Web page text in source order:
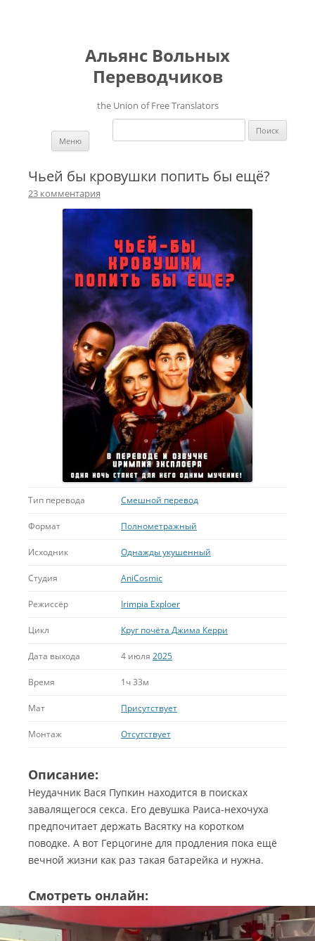
Альянс Вольных
Переводчиков
the Union of Free Translators
Найти:
Меню
Чьей бы кровушки попить бы ещё?
23 комментария
Тип перевода Смешной перевод
Формат Полнометражный
Исходник Однажды укушенный
Студия AniCosmic
Режиссёр Irimpia Exploer
Цикл Круг почёта Джима Керри
Дата выхода 4 июля 2025
Время 1ч 33м
Мат Присутствует
Монтаж Отсутствует
Описание:
Неудачник Вася Пупкин находится в поисках
завалящегося секса. Его девушка Раиса-нехочуха
предпочитает держать Васятку на коротком
поводке. А вот Герцогине для продления пока ещё
вечной жизни как раз такая батарейка и нужна.
Смотреть онлайн: